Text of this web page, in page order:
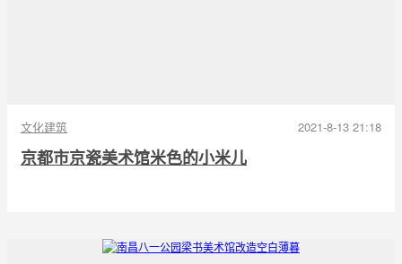
文化建筑 2021-8-13 21:18
京都市京瓷美术馆米色的小米儿